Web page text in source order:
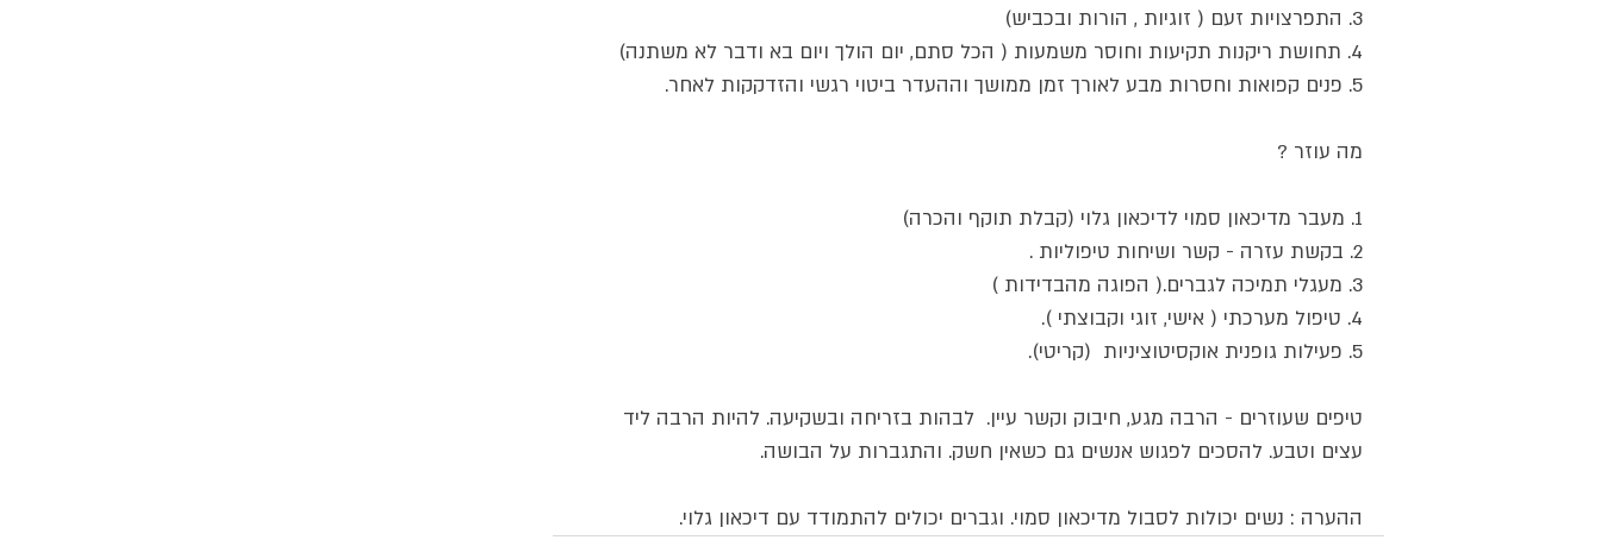
3. התפרצויות זעם ( זוגיות , הורות ובכביש)
4. תחושת ריקנות תקיעות וחוסר משמעות ( הכל סתם, יום הולך ויום בא ודבר לא משתנה)
5. פנים קפואות וחסרות מבע לאורך זמן ממושך וההעדר ביטוי רגשי והזדקקות לאחר.
מה עוזר ?
1. מעבר מדיכאון סמוי לדיכאון גלוי (קבלת תוקף והכרה)
2. בקשת עזרה - קשר ושיחות טיפוליות .
3. מעגלי תמיכה לגברים.( הפוגה מהבדידות )
4. טיפול מערכתי ( אישי, זוגי וקבוצתי ).
5. פעילות גופנית אוקסיטוציניות  (קריטי).
טיפים שעוזרים - הרבה מגע, חיבוק וקשר עיין.  לבהות בזריחה ובשקיעה. להיות הרבה ליד
עצים וטבע. להסכים לפגוש אנשים גם כשאין חשק. והתגברות על הבושה.
ההערה : נשים יכולות לסבול מדיכאון סמוי. וגברים יכולים להתמודד עם דיכאון גלוי.